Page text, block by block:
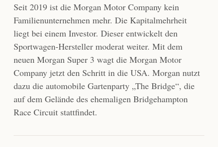
Seit 2019 ist die Morgan Motor Company kein
Familienunternehmen mehr. Die Kapitalmehrheit
liegt bei einem Investor. Dieser entwickelt den
Sportwagen-Hersteller moderat weiter. Mit dem
neuen Morgan Super 3 wagt die Morgan Motor
Company jetzt den Schritt in die USA. Morgan nutzt
dazu die automobile Gartenparty „The Bridge“, die
auf dem Gelände des ehemaligen Bridgehampton
Race Circuit stattfindet.